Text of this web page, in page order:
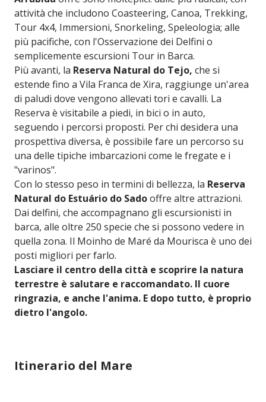
attività che includono Coasteering, Canoa, Trekking,
Tour 4x4, Immersioni, Snorkeling, Speleologia; alle
più pacifiche, con l'Osservazione dei Delfini o
semplicemente escursioni Tour in Barca.
Più avanti, la Reserva Natural do Tejo, che si
estende fino a Vila Franca de Xira, raggiunge un'area
di paludi dove vengono allevati tori e cavalli. La
Reserva è visitabile a piedi, in bici o in auto,
seguendo i percorsi proposti. Per chi desidera una
prospettiva diversa, è possibile fare un percorso su
una delle tipiche imbarcazioni come le fregate e i
"varinos".
Con lo stesso peso in termini di bellezza, la Reserva
Natural do Estuário do Sadooffre altre attrazioni.
Dai delfini, che accompagnano gli escursionisti in
barca, alle oltre 250 specie che si possono vedere in
quella zona. Il Moinho de Maré da Mourisca è uno dei
posti migliori per farlo.
Lasciare il centro della città e scoprire la natura
terrestre è salutare e raccomandato. Il cuore
ringrazia, e anche l'anima. E dopo tutto, è proprio
dietro l'angolo.
Itinerario del Mare